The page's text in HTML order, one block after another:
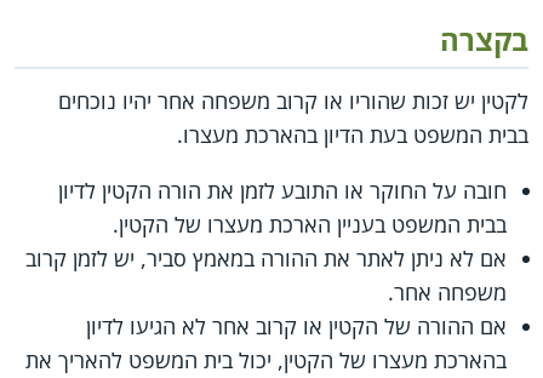
בקצרה
לקטין יש זכות שהוריו או קרוב משפחה אחר יהיו נוכחים
בבית המשפט בעת הדיון בהארכת מעצרו.
חובה על החוקר או התובע לזמן את הורה הקטין לדיון
בבית המשפט בעניין הארכת מעצרו של הקטין.
אם לא ניתן לאתר את ההורה במאמץ סביר, יש לזמן קרוב
משפחה אחר.
אם ההורה של הקטין או קרוב אחר לא הגיעו לדיון
בהארכת מעצרו של הקטין, יכול בית המשפט להאריך את